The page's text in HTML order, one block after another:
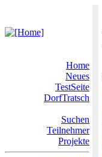
Home
Neues
TestSeite
DorfTratsch
Suchen
Teilnehmer
Projekte